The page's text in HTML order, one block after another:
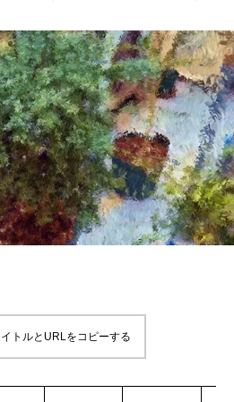
トルとURLをコピーする